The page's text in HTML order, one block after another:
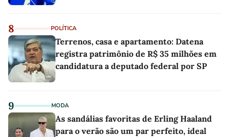
8 POLÍTICA
Terrenos, casa e apartamento: Datena
registra patrimônio de R$ 35 milhões em
candidatura a deputado federal por SP
9 MODA
As sandálias favoritas de Erling Haaland
para o verão são um par perfeito, ideal